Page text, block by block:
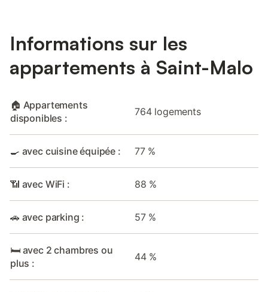
Informations sur les
appartements à Saint-Malo
🏠 Appartements
disponibles :
764 logements
🍳 avec cuisine équipée : 77 %
📶 avec WiFi : 88 %
🚗 avec parking : 57 %
🛏️ avec 2 chambres ou
plus :
44 %